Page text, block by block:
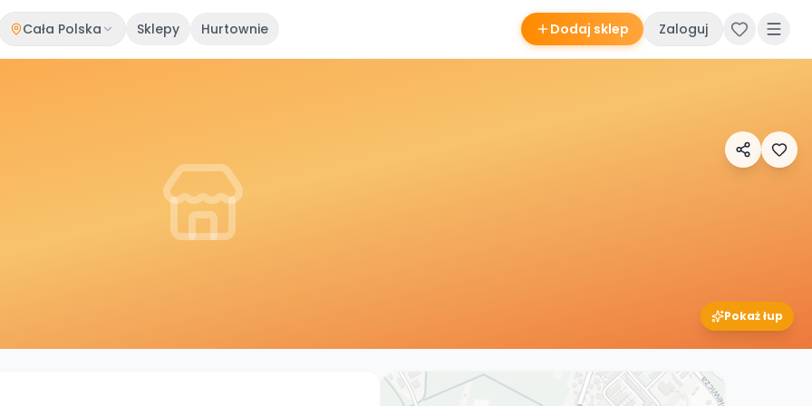
Cała Polska Sklepy Hurtownie Dodaj sklep Zaloguj
Pokaż łup